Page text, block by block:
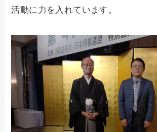
活動に力を入れています。